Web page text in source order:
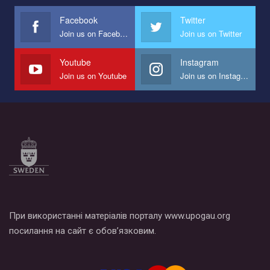
представляющий программу развития организации.
Мы просим вас поддержать нас и помочь нам реализовать
наш план по борьбе с насилием и дискриминацией на почве
СОГИ в Украине.
Все, что вам нужно сделать - это зайти на наш канал YouTube
по этой ссылке и поставить лайк под видео.
Facebook
Join us on Facebook
Twitter
Join us on Twitter
Youtube
Join us on Youtube
Instagram
Join us on Instagram
При використанні матеріалів порталу www.upogau.org
посилання на сайт є обов’язковим.